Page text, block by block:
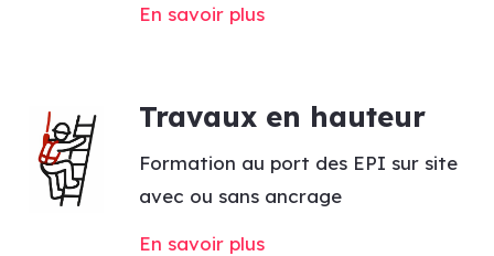
En savoir plus
Travaux en hauteur
Formation au port des EPI sur site
avec ou sans ancrage
En savoir plus